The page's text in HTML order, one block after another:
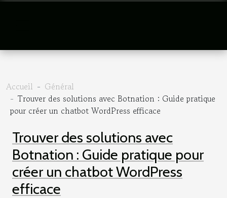
Accueil
Général
Trouver des solutions avec Botnation : Guide pratique
pour créer un chatbot WordPress efficace
Trouver des solutions avec
Botnation : Guide pratique pour
créer un chatbot WordPress
efficace